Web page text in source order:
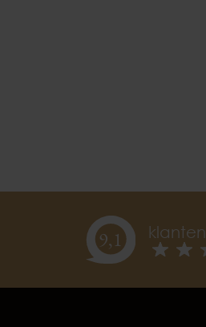
9,1 klanten